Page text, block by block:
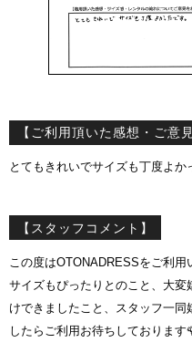
【ご利用頂いた感想・ご意
とてもきれいでサイズも丁度よか
【スタッフコメント】
この度はOTONADRESSをご利用
サイズもぴったりとのこと、大変
けできましたこと、スタッフ一同
したらご利用お待ちしております